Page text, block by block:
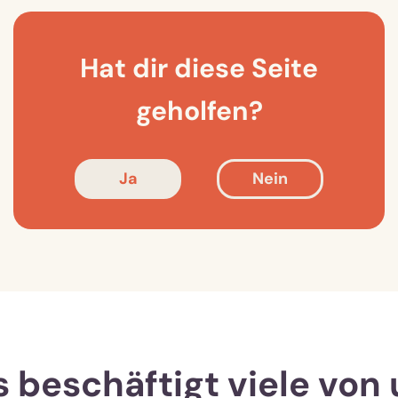
Hat dir diese Seite
geholfen?
Ja Nein
beschäftigt viele von